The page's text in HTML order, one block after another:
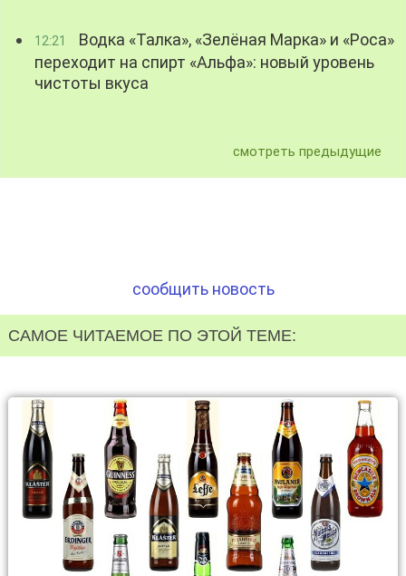
12:21
Водка «Талка», «Зелёная Марка» и «Роса»
переходит на спирт «Альфа»: новый уровень
чистоты вкуса
смотреть предыдущие
сообщить новость
САМОЕ ЧИТАЕМОЕ ПО ЭТОЙ ТЕМЕ: